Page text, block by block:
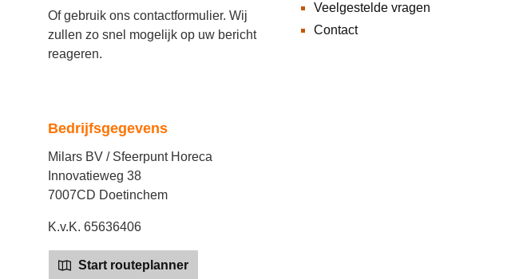
Of gebruik ons contactformulier. Wij
zullen zo snel mogelijk op uw bericht
reageren.
Veelgestelde vragen
Contact
Bedrijfsgegevens
Milars BV / Sfeerpunt Horeca
Innovatieweg 38
7007CD Doetinchem
K.v.K. 65636406
Start routeplanner